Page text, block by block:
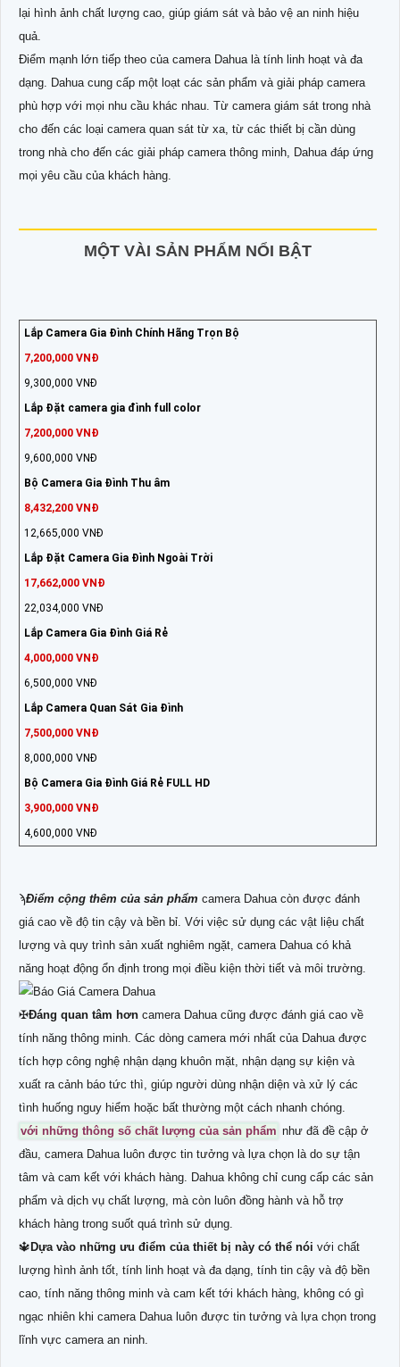
lại hình ảnh chất lượng cao, giúp giám sát và bảo vệ an ninh hiệu
quả.
Điểm mạnh lớn tiếp theo của camera Dahua là tính linh hoạt và đa
dạng. Dahua cung cấp một loạt các sản phẩm và giải pháp camera
phù hợp với mọi nhu cầu khác nhau. Từ camera giám sát trong nhà
cho đến các loại camera quan sát từ xa, từ các thiết bị cần dùng
trong nhà cho đến các giải pháp camera thông minh, Dahua đáp ứng
mọi yêu cầu của khách hàng.
MỘT VÀI SẢN PHẨM NỔI BẬT
Lắp Camera Gia Đình Chính Hãng Trọn Bộ
7,200,000 VNĐ
9,300,000 VNĐ
Lắp Đặt camera gia đình full color
7,200,000 VNĐ
9,600,000 VNĐ
Bộ Camera Gia Đình Thu âm
8,432,200 VNĐ
12,665,000 VNĐ
Lắp Đặt Camera Gia Đình Ngoài Trời
17,662,000 VNĐ
22,034,000 VNĐ
Lắp Camera Gia Đình Giá Rẻ
4,000,000 VNĐ
6,500,000 VNĐ
Lắp Camera Quan Sát Gia Đình
7,500,000 VNĐ
8,000,000 VNĐ
Bộ Camera Gia Đình Giá Rẻ FULL HD
3,900,000 VNĐ
4,600,000 VNĐ
ϡĐiểm cộng thêm của sản phẩm camera Dahua còn được đánh
giá cao về độ tin cậy và bền bỉ. Với việc sử dụng các vật liệu chất
lượng và quy trình sản xuất nghiêm ngặt, camera Dahua có khả
năng hoạt động ổn định trong mọi điều kiện thời tiết và môi trường.
✠Đáng quan tâm hơn camera Dahua cũng được đánh giá cao về
tính năng thông minh. Các dòng camera mới nhất của Dahua được
tích hợp công nghệ nhận dạng khuôn mặt, nhận dạng sự kiện và
xuất ra cảnh báo tức thì, giúp người dùng nhận diện và xử lý các
tình huống nguy hiểm hoặc bất thường một cách nhanh chóng.
với những thông số chất lượng của sản phẩm như đã đề cập ở
đầu, camera Dahua luôn được tin tưởng và lựa chọn là do sự tận
tâm và cam kết với khách hàng. Dahua không chỉ cung cấp các sản
phẩm và dịch vụ chất lượng, mà còn luôn đồng hành và hỗ trợ
khách hàng trong suốt quá trình sử dụng.
🔱 Dựa vào những ưu điểm của thiết bị này có thể nói với chất
lượng hình ảnh tốt, tính linh hoạt và đa dạng, tính tin cậy và độ bền
cao, tính năng thông minh và cam kết tới khách hàng, không có gì
ngạc nhiên khi camera Dahua luôn được tin tưởng và lựa chọn trong
lĩnh vực camera an ninh.